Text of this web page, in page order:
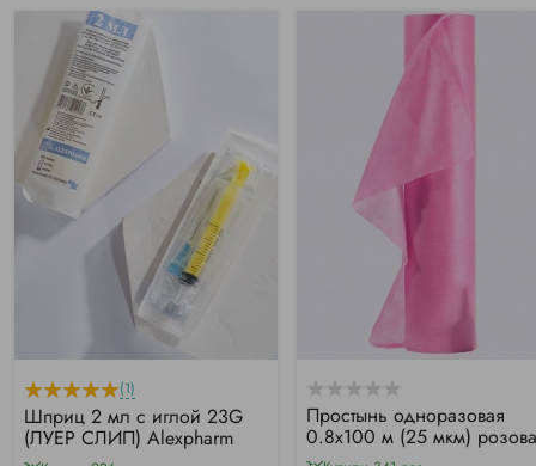
(1)
Шприц 2 мл с иглой 23G
(ЛУЕР СЛИП) Alexpharm
Простынь одноразовая
0.8х100 м (25 мкм)